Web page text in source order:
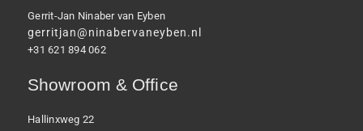
Gerrit-Jan Ninaber van Eyben
gerritjan@ninabervaneyben.nl
+31 621 894 062
Showroom & Office
Hallinxweg 22